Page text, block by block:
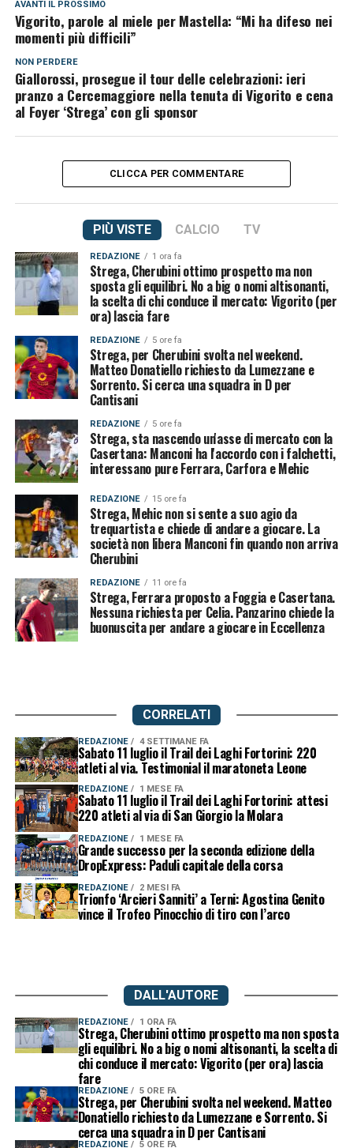
AVANTI IL ​​PROSSIMO
Vigorito, parole al miele per Mastella: “Mi ha difeso nei
momenti più difficili”
NON PERDERE
Giallorossi, prosegue il tour delle celebrazioni: ieri
pranzo a Cercemaggiore nella tenuta di Vigorito e cena
al Foyer ‘Strega’ con gli sponsor
CLICCA PER COMMENTARE
PIÙ VISTE CALCIO TV
REDAZIONE 1 ora fa
Strega, Cherubini ottimo prospetto ma non
sposta gli equilibri. No a big o nomi altisonanti,
la scelta di chi conduce il mercato: Vigorito (per
ora) lascia fare
REDAZIONE 5 ore fa
Strega, per Cherubini svolta nel weekend.
Matteo Donatiello richiesto da Lumezzane e
Sorrento. Si cerca una squadra in D per
Cantisani
REDAZIONE 5 ore fa
Strega, sta nascendo un'asse di mercato con la
Casertana: Manconi ha l'accordo con i falchetti,
interessano pure Ferrara, Carfora e Mehic
REDAZIONE 15 ore fa
Strega, Mehic non si sente a suo agio da
trequartista e chiede di andare a giocare. La
società non libera Manconi fin quando non arriva
Cherubini
REDAZIONE 11 ore fa
Strega, Ferrara proposto a Foggia e Casertana.
Nessuna richiesta per Celia. Panzarino chiede la
buonuscita per andare a giocare in Eccellenza
CORRELATI
REDAZIONE 4 SETTIMANE FA
Sabato 11 luglio il Trail dei Laghi Fortorini: 220
atleti al via. Testimonial il maratoneta Leone
REDAZIONE 1 MESE FA
Sabato 11 luglio il Trail dei Laghi Fortorini: attesi
220 atleti al via di San Giorgio la Molara
REDAZIONE 1 MESE FA
Grande successo per la seconda edizione della
DropExpress: Paduli capitale della corsa
REDAZIONE 2 MESI FA
Trionfo ‘Arcieri Sanniti’ a Terni: Agostina Genito
vince il Trofeo Pinocchio di tiro con l’arco
DALL'AUTORE
REDAZIONE 1 ORA FA
Strega, Cherubini ottimo prospetto ma non sposta
gli equilibri. No a big o nomi altisonanti, la scelta di
chi conduce il mercato: Vigorito (per ora) lascia
fare
REDAZIONE 5 ORE FA
Strega, per Cherubini svolta nel weekend. Matteo
Donatiello richiesto da Lumezzane e Sorrento. Si
cerca una squadra in D per Cantisani
REDAZIONE 5 ORE FA